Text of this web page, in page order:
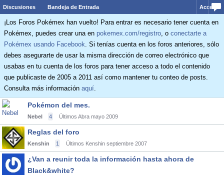
Discusiones Bandeja de Entrada Acceder
¡Los Foros Pokémex han vuelto! Para entrar es necesario tener cuenta en
Pokémex, puedes crear una en pokemex.com/registro, o conectarte a
Pokémex usando Facebook. Si tenías cuenta en los foros anteriores, sólo
debes asegurarte de usar la misma dirección de correo electrónico que
usabas en tu cuenta de los foros para tener acceso a todo el contenido
que publicaste de 2005 a 2011 así como mantener tu conteo de posts.
Consulta más información aquí.
Pokémon del mes.
Nebel 4 Últimos Abra mayo 2009
Reglas del foro
Kenshin 1 Últimos Kenshin septiembre 2007
¿Van a reunir toda la información hasta ahora de
Black&white?